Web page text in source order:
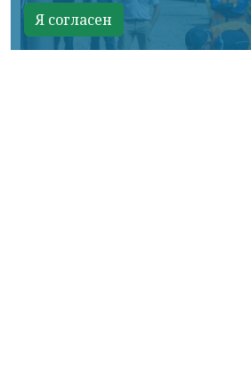
Я согласен